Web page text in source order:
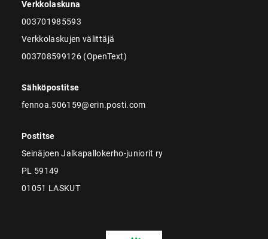
Verkkolaskuna
003701985593
Verkkolaskujen välittäjä
003708599126 (OpenText)
Sähköpostitse
fennoa.506159@erin.posti.com
Postitse
Seinäjoen Jalkapallokerho-juniorit ry
PL 59149
01051 LASKUT